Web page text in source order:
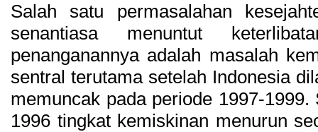
Salah satu permasalahan
senantiasa menuntut
penanganannya adalah masalah
sentral terutama setelah Indonesia
memuncak pada periode 1997-
1996 tingkat kemiskinan menurun